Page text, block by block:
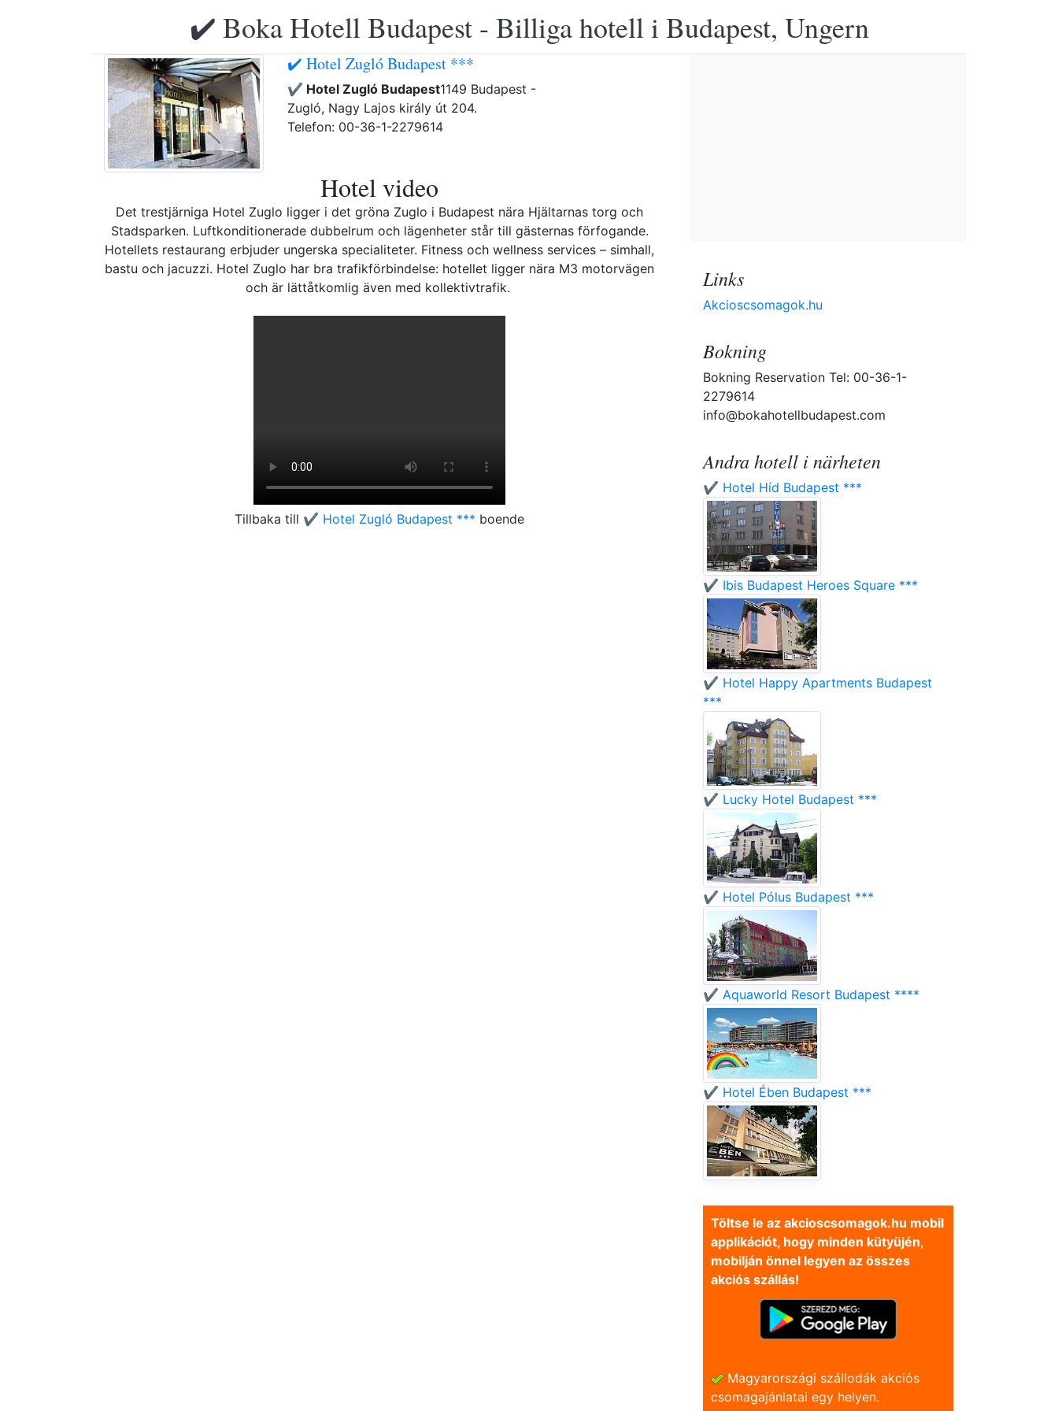
✔️ Boka Hotell Budapest - Billiga hotell i Budapest, Ungern
✔️ Hotel Zugló Budapest ***
✔️ Hotel Zugló Budapest1149 Budapest -
Zugló, Nagy Lajos király út 204.
Telefon: 00-36-1-2279614
Hotel video
Det trestjärniga Hotel Zuglo ligger i det gröna Zuglo i Budapest nära Hjältarnas torg och
Stadsparken. Luftkonditionerade dubbelrum och lägenheter står till gästernas förfogande.
Hotellets restaurang erbjuder ungerska specialiteter. Fitness och wellness services – simhall,
bastu och jacuzzi. Hotel Zuglo har bra trafikförbindelse: hotellet ligger nära M3 motorvägen
och är lättåtkomlig även med kollektivtrafik.
Tillbaka till ✔️ Hotel Zugló Budapest *** boende
Links
Akcioscsomagok.hu
Bokning
Bokning Reservation Tel: 00-36-1-
2279614
info@bokahotellbudapest.com
Andra hotell i närheten
✔️ Hotel Híd Budapest ***
✔️ Ibis Budapest Heroes Square ***
✔️ Hotel Happy Apartments Budapest
***
✔️ Lucky Hotel Budapest ***
✔️ Hotel Pólus Budapest ***
✔️ Aquaworld Resort Budapest ****
✔️ Hotel Ében Budapest ***
Töltse le az akcioscsomagok.hu mobil
applikációt, hogy minden kütyüjén,
mobilján önnel legyen az összes
akciós szállás!
Magyarországi szállodák akciós
csomagajánlatai egy helyen.